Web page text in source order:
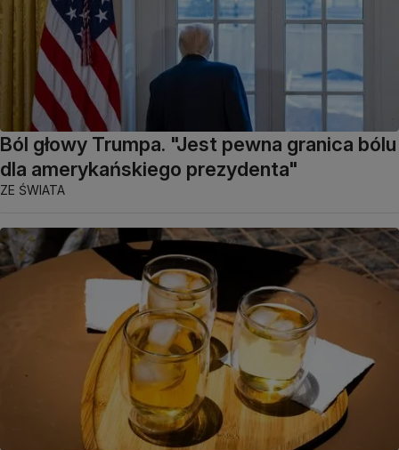
Ból głowy Trumpa. "Jest pewna granica bólu
dla amerykańskiego prezydenta"
ZE ŚWIATA